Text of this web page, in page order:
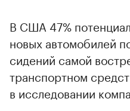
В США 47%
новых автомобилей
сидений самой
транспортном
в исследовании